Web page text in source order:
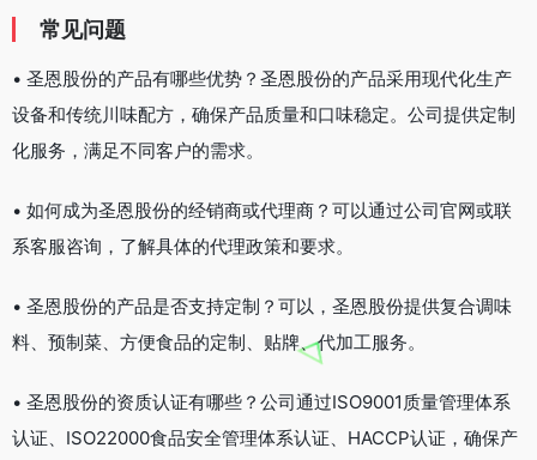
常见问题
• 圣恩股份的产品有哪些优势？圣恩股份的产品采用现代化生产
设备和传统川味配方，确保产品质量和口味稳定。公司提供定制
化服务，满足不同客户的需求。
• 如何成为圣恩股份的经销商或代理商？可以通过公司官网或联
系客服咨询，了解具体的代理政策和要求。
• 圣恩股份的产品是否支持定制？可以，圣恩股份提供复合调味
料、预制菜、方便食品的定制、贴牌、代加工服务。
• 圣恩股份的资质认证有哪些？公司通过ISO9001质量管理体系
认证、ISO22000食品安全管理体系认证、HACCP认证，确保产